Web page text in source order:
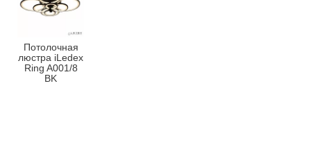
Потолочная
люстра iLedex
Ring A001/8
BK